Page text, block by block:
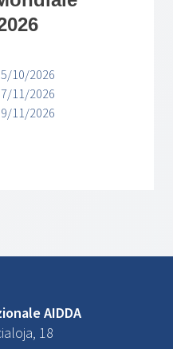
10/2026
11/2026
11/2026
AIDDA
18